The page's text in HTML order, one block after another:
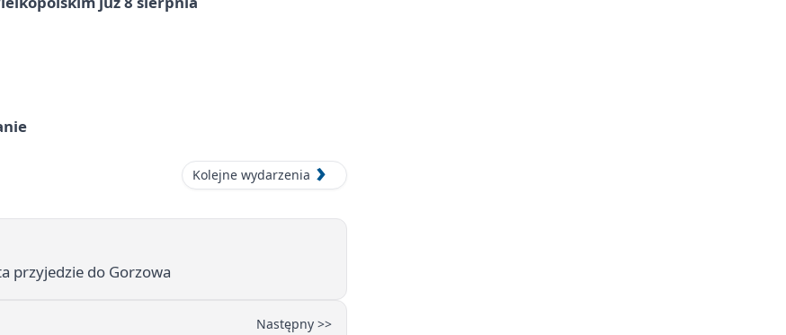
Kolejne wydarzenia
przyjedzie do Gorzowa
Następny >>